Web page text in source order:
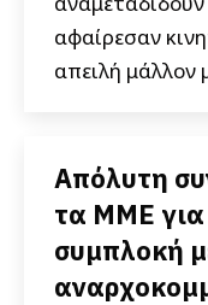
αφαίρεσαν
απειλή μάλλον
Απόλυτη
τα ΜΜΕ για
συμπλοκή